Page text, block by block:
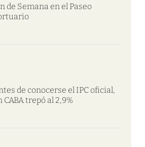
de Semana en el Paseo
de conocerse el IPC oficial,
CABA trepó al 2,9%